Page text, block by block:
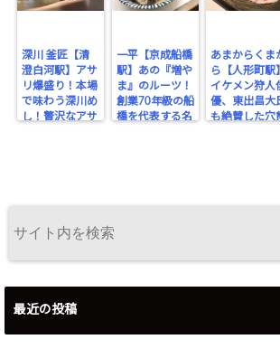
深川 釜匠【清
澄白河駅】アサ
リ爆盛り！本場
で味わう深川め
し！贅沢なアサ
一平【京成船橋
駅】あの『増や
ま』のルーツ！
創業70年級の船
橋を代表する名
あまからくま
ら【人形町駅
イケメン狩人
優、東出昌大
も絶賛した穴
最近の投稿